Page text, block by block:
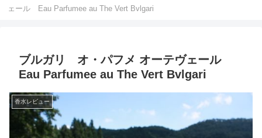
ェール Eau Parfumee au The Vert Bvlgari
ブルガリ オ・パフメ オーテヴェール
Eau Parfumee au The Vert Bvlgari
香水レビュー